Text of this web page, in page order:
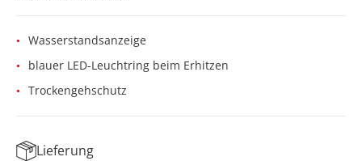
Wasserstandsanzeige
blauer LED-Leuchtring beim Erhitzen
Trockengehschutz
Lieferung